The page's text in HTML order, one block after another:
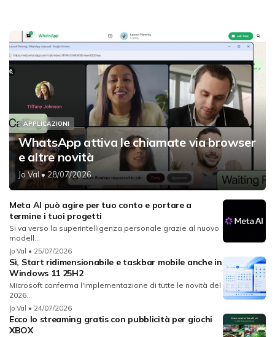
APPLICAZIONI
WhatsApp attiva le chiamate via browser
e altre novità
Jo Val• 28/07/2026
Meta AI può agire per tuo conto e portare a
termine i tuoi progetti
Si va verso la superintelligenza personale grazie al nuovo
modell...
Jo Val • 25/07/2026
Sì, Start ridimensionabile e taskbar mobile anche in
Windows 11 25H2
Microsoft conferma l'implementazione di tutte le novità del
2026...
Jo Val • 24/07/2026
Ecco lo streaming gratis con pubblicità per giochi
XBOX